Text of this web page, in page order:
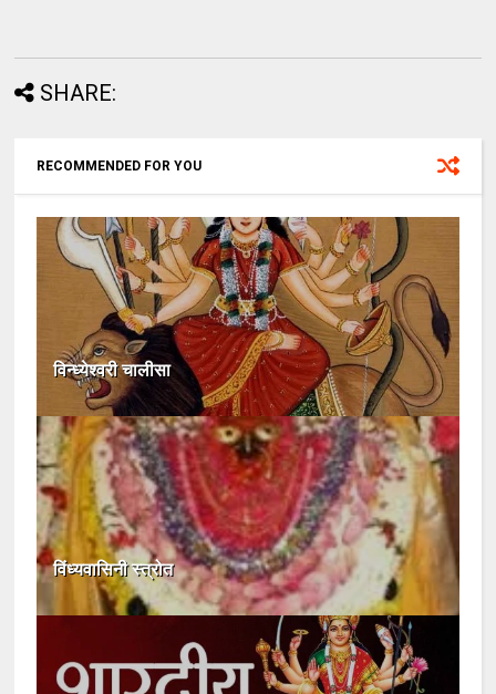
SHARE:
RECOMMENDED FOR YOU
विन्ध्येश्वरी चालीसा
विंध्यवासिनी स्त्रोत